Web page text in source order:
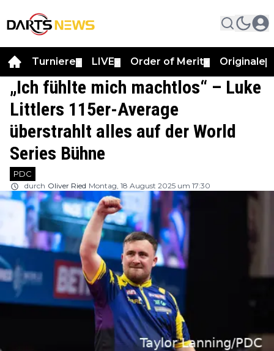
Turniere LIVE Order of Merit Originale
„Ich fühlte mich machtlos“ – Luke
Littlers 115er-Average
überstrahlt alles auf der World
Series Bühne
PDC
durch Oliver Ried Montag, 18 August 2025 um 17:30